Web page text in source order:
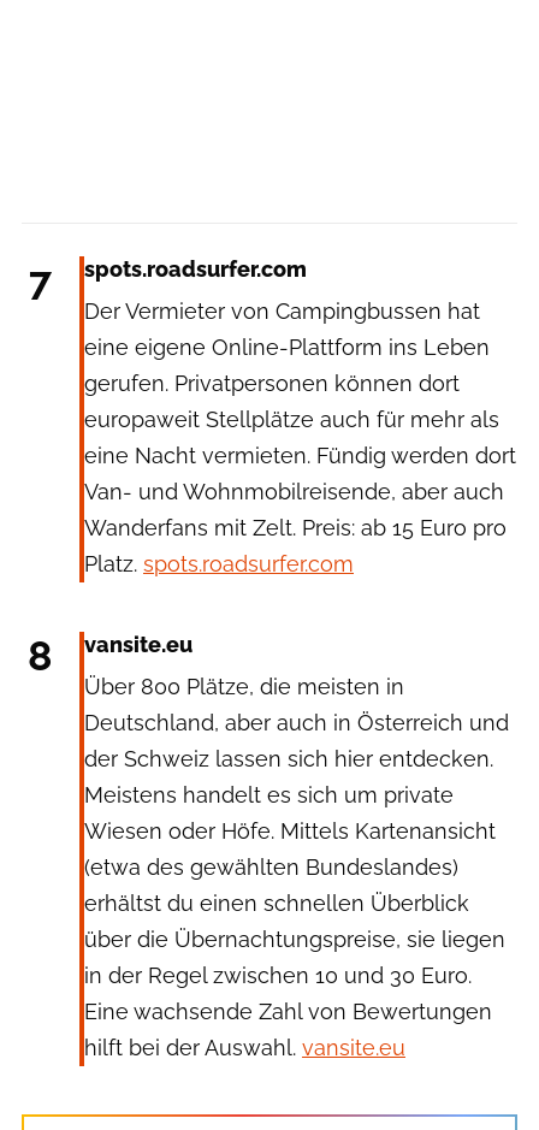
7
spots.roadsurfer.com
Der Vermieter von Campingbussen hat
eine eigene Online-Plattform ins Leben
gerufen. Privatpersonen können dort
europaweit Stellplätze auch für mehr als
eine Nacht vermieten. Fündig werden dort
Van- und Wohnmobilreisende, aber auch
Wanderfans mit Zelt. Preis: ab 15 Euro pro
Platz. spots.roadsurfer.com
8
vansite.eu
Über 800 Plätze, die meisten in
Deutschland, aber auch in Österreich und
der Schweiz lassen sich hier entdecken.
Meistens handelt es sich um private
Wiesen oder Höfe. Mittels Kartenansicht
(etwa des gewählten Bundeslandes)
erhältst du einen schnellen Überblick
über die Übernachtungspreise, sie liegen
in der Regel zwischen 10 und 30 Euro.
Eine wachsende Zahl von Bewertungen
hilft bei der Auswahl. vansite.eu